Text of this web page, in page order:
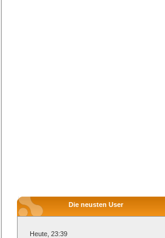
Die neusten User
Heute, 23:39